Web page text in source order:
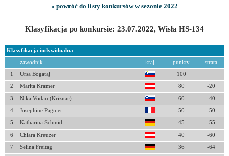
« powróć do listy konkursów w sezonie 2022
Klasyfikacja po konkursie: 23.07.2022, Wisła HS-134
Klasyfikacja indywidualna
zawodnik kraj punkty strata
1 Ursa Bogataj 100
2 Marita Kramer 80 -20
3 Nika Vodan (Kriznar) 60 -40
4 Josephine Pagnier 50 -50
5 Katharina Schmid 45 -55
6 Chiara Kreuzer 40 -60
7 Selina Freitag 36 -64